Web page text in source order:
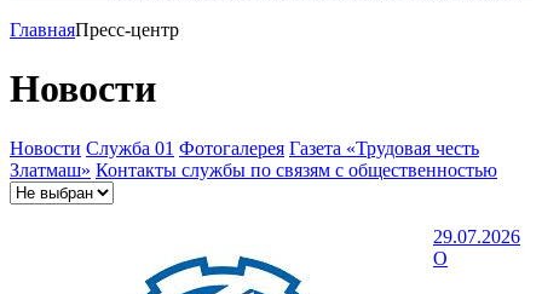
ГлавнаяПресс-центр
Новости
Новости Служба 01 Фотогалерея Газета «Трудовая честь
Златмаш» Контакты службы по связям с общественностью
29.07.2026
О